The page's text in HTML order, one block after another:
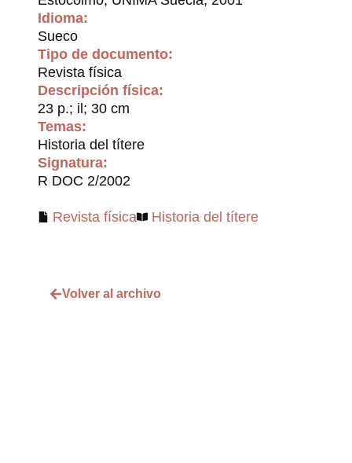
Idioma:
Sueco
Tipo de documento:
Revista física
Descripción física:
23 p.; il; 30 cm
Temas:
Historia del títere
Signatura:
R DOC 2/2002
Revista física Historia del títere
Volver al archivo